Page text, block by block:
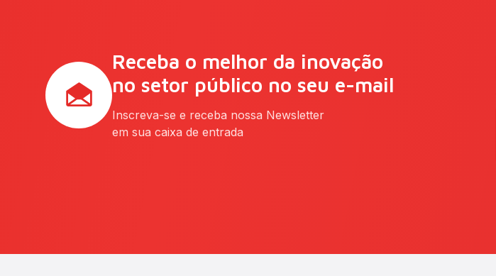
Receba o melhor da inovação
no setor público no seu e-mail
Inscreva-se e receba nossa Newsletter
em sua caixa de entrada